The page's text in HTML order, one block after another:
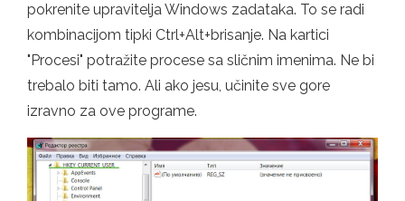
pokrenite upravitelja Windows zadataka. To se radi
kombinacijom tipki Ctrl+Alt+brisanje. Na kartici
"Procesi" potražite procese sa sličnim imenima. Ne bi
trebalo biti tamo. Ali ako jesu, učinite sve gore
izravno za ove programe.